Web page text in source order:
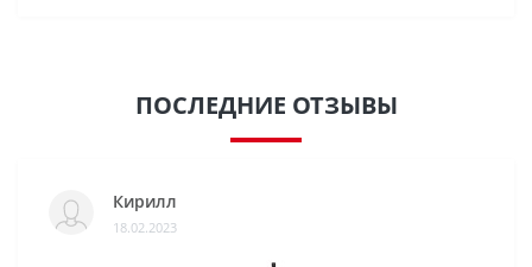
ПОСЛЕДНИЕ ОТЗЫВЫ
Кирилл
18.02.2023